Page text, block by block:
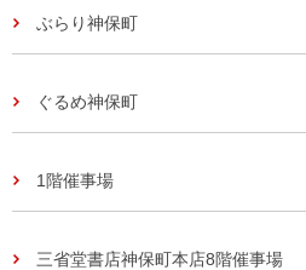
ぶらり神保町
ぐるめ神保町
1階催事場
三省堂書店神保町本店8階催事場